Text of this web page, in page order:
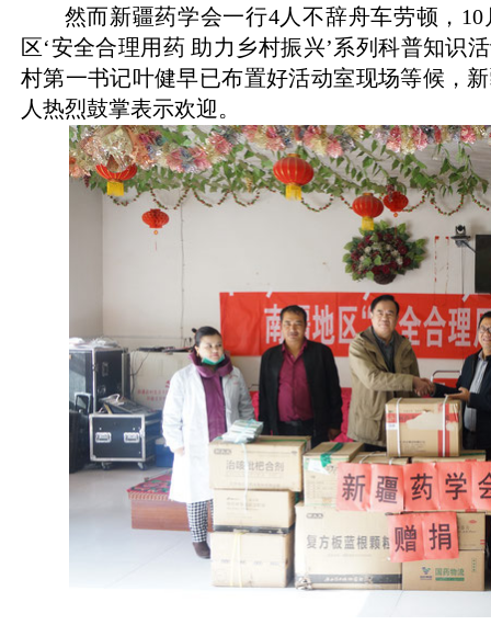
然而新疆药学会一行4人不辞舟车劳顿， 10
区‘安全合理用药 助力乡村振兴’系列科普知识
村第一书记叶健早已布置好活动室现场等候，
人热烈鼓掌表示欢迎。